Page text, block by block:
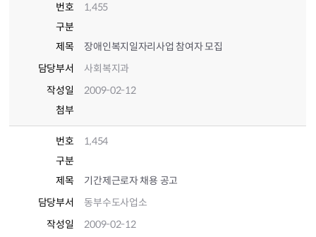
번호
1,455
구분
제목
장애인복지일자리사업 참여자 모집
담당부서
사회복지과
작성일
2009-02-12
첨부
번호
1,454
구분
제목
기간제근로자 채용 공고
담당부서
동부수도사업소
작성일
2009-02-12